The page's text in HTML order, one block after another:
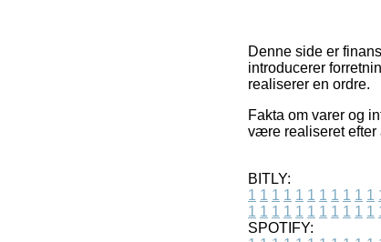
Denne side er
introducerer
realiserer en ordre.
Fakta om varer og
være realiseret efter
BITLY:
1 1 1 1 1 1 1 1 1 1 1
1 1 1 1 1 1 1 1 1 1 1
SPOTIFY: